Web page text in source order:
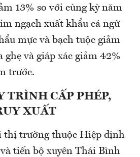
13% so với cùng kỳ năm
ngạch xuất khẩu cá ngừ
mực và bạch tuộc giảm
ghẹ và giáp xác giảm 42%
trước.
TRÌNH CẤP PHÉP,
XUẤT
thị trường thuộc Hiệp định
tiến bộ xuyên Thái Bình